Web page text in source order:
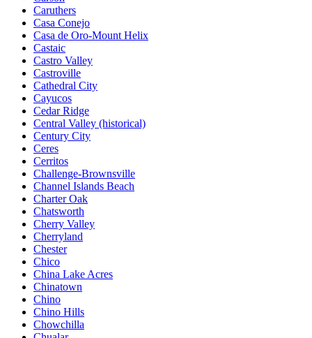
Caruthers
Casa Conejo
Casa de Oro-Mount Helix
Castaic
Castro Valley
Castroville
Cathedral City
Cayucos
Cedar Ridge
Central Valley (historical)
Century City
Ceres
Cerritos
Challenge-Brownsville
Channel Islands Beach
Charter Oak
Chatsworth
Cherry Valley
Cherryland
Chester
Chico
China Lake Acres
Chinatown
Chino
Chino Hills
Chowchilla